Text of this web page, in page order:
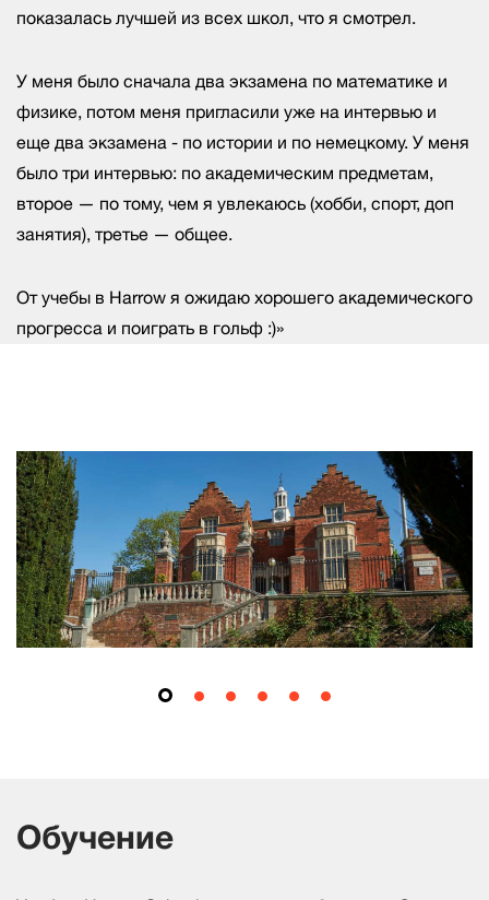
показалась лучшей из всех школ, что я смотрел.
У меня было сначала два экзамена по математике и
физике, потом меня пригласили уже на интервью и
еще два экзамена - по истории и по немецкому. У меня
было три интервью: по академическим предметам,
второе — по тому, чем я увлекаюсь (хобби, спорт, доп
занятия), третье — общее.
От учебы в Harrow я ожидаю хорошего академического
прогресса и поиграть в гольф :)»
Обучение